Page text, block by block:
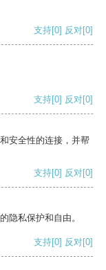
支持[0] 反对[0]
支持[0] 反对[0]
安全性的连接，并帮
支持[0] 反对[0]
隐私保护和自由。
支持[0] 反对[0]